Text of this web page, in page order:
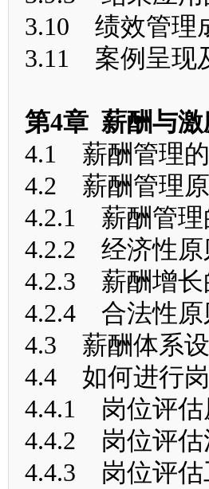
3.10 绩效管理
3.11 案例呈现
第4章 薪酬与激
4.1 薪酬管理
4.2 薪酬管理原
4.2.1 薪酬管理
4.2.2 经济性原
4.2.3 薪酬增长
4.2.4 合法性原
4.3 薪酬体系
4.4 如何进行
4.4.1 岗位评估
4.4.2 岗位评估
4.4.3 岗位评估